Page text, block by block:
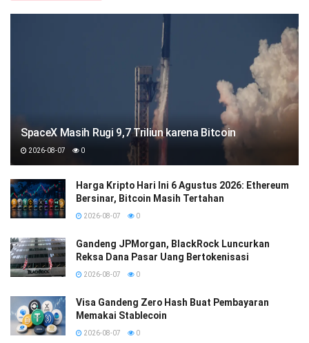
SpaceX Masih Rugi 9,7 Triliun karena Bitcoin
2026-08-07 0
Harga Kripto Hari Ini 6 Agustus 2026: Ethereum
Bersinar, Bitcoin Masih Tertahan
2026-08-07 0
Gandeng JPMorgan, BlackRock Luncurkan
Reksa Dana Pasar Uang Bertokenisasi
2026-08-07 0
Visa Gandeng Zero Hash Buat Pembayaran
Memakai Stablecoin
2026-08-07 0